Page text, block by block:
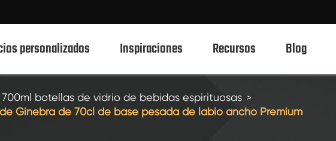
personalizados Inspiraciones Recursos Blog
700ml botellas de vidrio de bebidas espirituosas
Ginebra de 70cl de base pesada de labio ancho Premium